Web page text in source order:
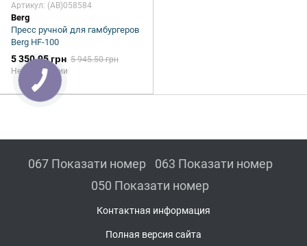
Артикул: (AB)058584
Berg
Пресс ручной для гамбургеров
Berg HF-100
5 350.95 грн 5 945.50 грн
Нет в наличии
067 Показати номер
063 Показати номер
050 Показати номер
Контактная информация
Полная версия сайта